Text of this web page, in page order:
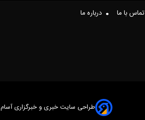
تماس با ما درباره ما
طراحی سایت خبری و خبرگزاری آسام